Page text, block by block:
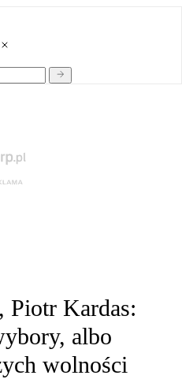
Piotr Kardas:
albo
wolności